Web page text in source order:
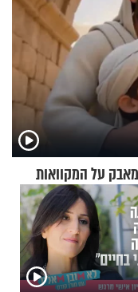
על המקוואות